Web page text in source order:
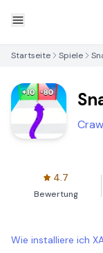
Startseite Spiele
4.7
Bewertung
Wie installiere ich